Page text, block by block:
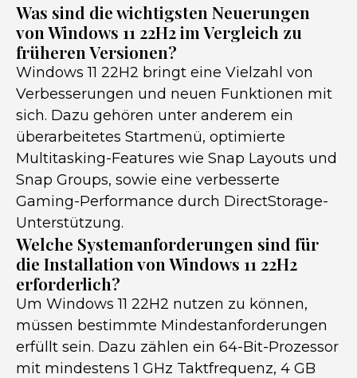
Was sind die wichtigsten Neuerungen
von Windows 11 22H2 im Vergleich zu
früheren Versionen?
Windows 11 22H2 bringt eine Vielzahl von
Verbesserungen und neuen Funktionen mit
sich. Dazu gehören unter anderem ein
überarbeitetes Startmenü, optimierte
Multitasking-Features wie Snap Layouts und
Snap Groups, sowie eine verbesserte
Gaming-Performance durch DirectStorage-
Unterstützung.
Welche Systemanforderungen sind für
die Installation von Windows 11 22H2
erforderlich?
Um Windows 11 22H2 nutzen zu können,
müssen bestimmte Mindestanforderungen
erfüllt sein. Dazu zählen ein 64-Bit-Prozessor
mit mindestens 1 GHz Taktfrequenz, 4 GB